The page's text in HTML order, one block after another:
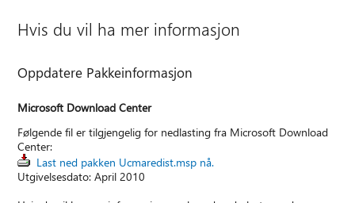
Hvis du vil ha mer informasjon
Oppdatere Pakkeinformasjon
Microsoft Download Center
Følgende fil er tilgjengelig for nedlasting fra Microsoft Download
Center:
Last ned pakken Ucmaredist.msp nå.
Utgivelsesdato: April 2010